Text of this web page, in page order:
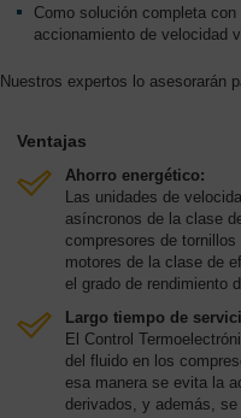
Como solución completa
accionamiento de velocidad
Nuestros expertos lo asesorarán
Ventajas
Ahorro energético:
Las unidades de
asíncronos de la clase
compresores de
motores de la clase de
el grado de rendimiento
Largo tiempo de
El Control
del fluido en los
esa manera se evita la
derivados, y además, se